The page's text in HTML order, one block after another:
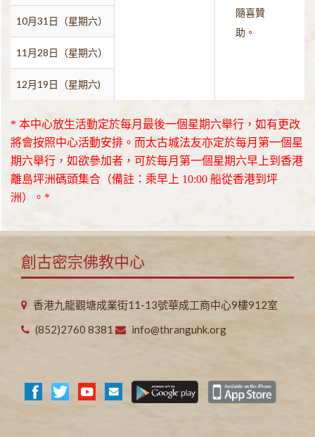
隨喜贊
助。
10月31日（星期六）
11月28日（星期六）
12月19日（星期六)
* 本中心放生活動定於每月最後一個星期六舉行，如有更改
將會按照中心活動安排。而太古城法友亦定於每月第一個星
期六舉行，如欲參加者，可於每月第一個星期六早上到香港
離島坪洲碼頭集合（備註：乘早上 10:00 船從香港到坪
洲）。*
創古密宗佛教中心
香港九龍觀塘成業街11-13號華成工商中心9樓912室
(852)2760 8381
info@thranguhk.org